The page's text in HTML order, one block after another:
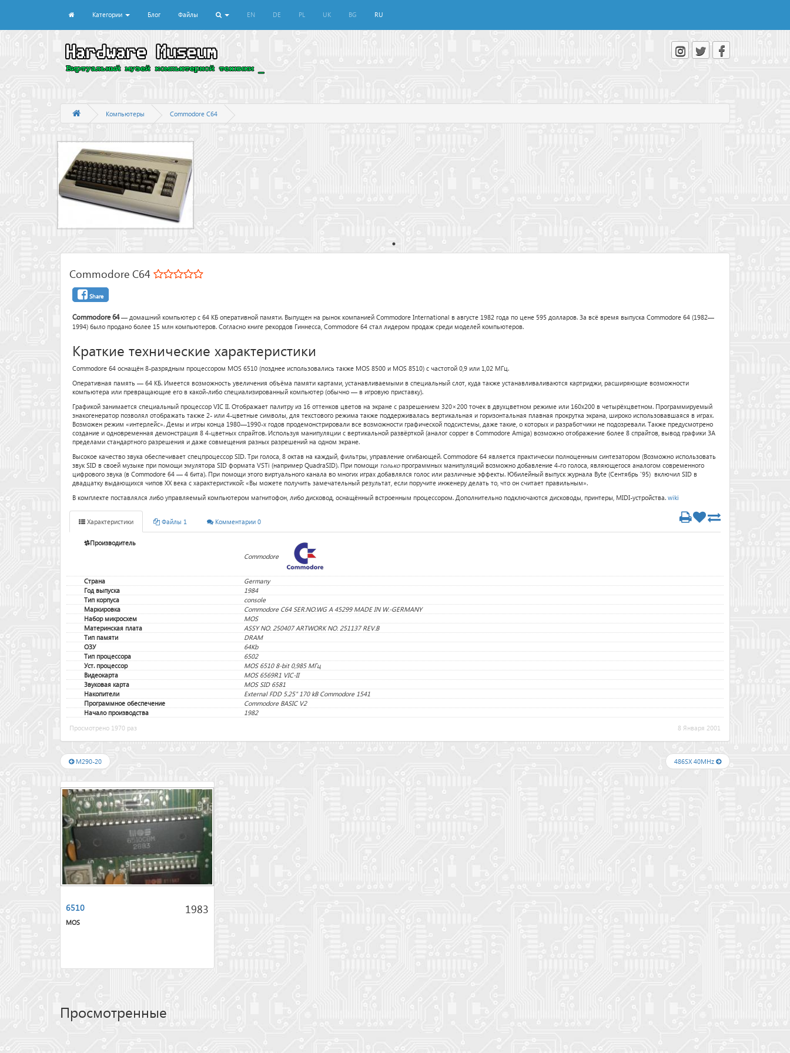
Категории Блог Файлы EN DE PL UK BG RU
Компьютеры Commodore C64
Commodore C64
Share
Commodore 64— домашний компьютер с 64 КБ оперативной памяти. Выпущен на рынок компанией Commodore International в августе 1982 года по цене 595 долларов. За всё время выпуска Commodore 64 (1982—
1994) было продано более 15 млн компьютеров. Согласно книге рекордов Гиннесса, Commodore 64 стал лидером продаж среди моделей компьютеров.
Краткие технические характеристики
Commodore 64 оснащён 8-разрядным процессором MOS 6510 (позднее использовались также MOS 8500 и MOS 8510) c частотой 0,9 или 1,02 МГц.
Оперативная память — 64 КБ. Имеется возможность увеличения объёма памяти картами, устанавливаемыми в специальный слот, куда также устанавливаливаются картриджи, расширяющие возможности
компьютера или превращающие его в какой-либо специализированный компьютер (обычно — в игровую приставку).
Графикой занимается специальный процессор VIC II. Отображает палитру из 16 оттенков цветов на экране с разрешением 320×200 точек в двухцветном режиме или 160х200 в четырёхцветном. Программируемый
знакогенератор позволял отображать также 2- или 4-цветные символы, для текстового режима также поддерживалась вертикальная и горизонтальная плавная прокрутка экрана, широко использовавшаяся в играх.
Возможен режим «интерлейс». Демы и игры конца 1980—1990-х годов продемонстрировали все возможности графической подсистемы, даже такие, о которых и разработчики не подозревали. Также предусмотрено
создание и одновременная демонстрация 8 4-цветных спрайтов. Используя манипуляции с вертикальной развёрткой (аналог copper в Commodore Amiga) возможно отображение более 8 спрайтов, вывод графики ЗА
пределами стандартного разрешения и даже совмещения разных разрешений на одном экране.
Высокое качество звука обеспечивает спецпроцессор SID. Три голоса, 8 октав на каждый, фильтры, управление огибающей. Commodore 64 является практически полноценным синтезатором (Возможно использовать
звук SID в своей музыке при помощи эмулятора SID формата VSTi (например QuadraSID). При помощи толькопрограммных манипуляций возможно добавление 4-го голоса, являющегося аналогом современного
цифрового звука (в Commodore 64 — 4 бита). При помощи этого виртуального канала во многих играх добавлялся голос или различные эффекты. Юбилейный выпуск журнала Byte (Сентябрь '95) включил SID в
двадцатку выдающихся чипов XX века с характеристикой: «Вы можете получить замечательный результат, если поручите инженеру делать то, что он считает правильным».
В комплекте поставлялся либо управляемый компьютером магнитофон, либо дисковод, оснащённый встроенным процессором. Дополнительно подключаются дисководы, принтеры, MIDI-устройства. wiki
Характеристики Файлы 1 Комментарии 0
Производитель
Commodore
Страна
Germany
Год выпуска
1984
Тип корпуса
console
Маркировка
Commodore C64 SER.NO.WG A 45299 MADE IN W.-GERMANY
Набор микросхем
MOS
Материнская плата
ASSY NO. 250407 ARTWORK NO. 251137 REV.B
Тип памяти
DRAM
ОЗУ
64Kb
Тип процессора
6502
Уст. процессор
MOS 6510 8-bit 0,985 МГц
Видеокарта
MOS 6569R1 VIC-II
Звуковая карта
MOS SID 6581
Накопители
External FDD 5.25" 170 kB Commodore 1541
Программное обеспечение
Commodore BASIC V2
Начало производства
1982
Просмотрено 1970 раз
8 Января 2001
M290-20 486SX 40MHz
1983
6510
MOS
Просмотренные